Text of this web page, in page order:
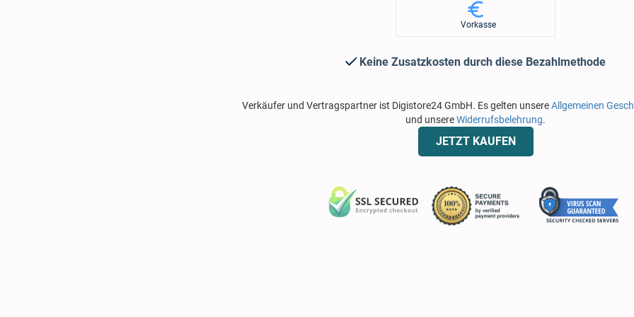
Vorkasse
Keine Zusatzkosten durch diese Bezahlmethode
Verkäufer und Vertragspartner ist Digistore24 GmbH. Es gelten unsereAllgemeinen
und unsereWiderrufsbelehrung.
JETZT KAUFEN